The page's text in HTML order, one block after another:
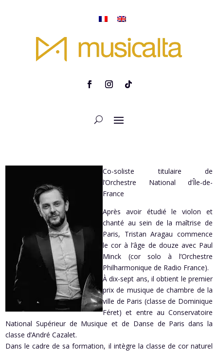
Co-soliste titulaire de
l’Orchestre National d’Île-de-
France
Après avoir étudié le violon et
chanté au sein de la maîtrise de
Paris, Tristan Aragau commence
le cor à l’âge de douze avec Paul
Minck (cor solo à l’Orchestre
Philharmonique de Radio France).
À dix-sept ans, il obtient le premier
prix de musique de chambre de la
ville de Paris (classe de Dominique
Féret) et entre au Conservatoire
National Supérieur de Musique et de Danse de Paris dans la
classe d’André Cazalet.
Dans le cadre de sa formation, il intègre la classe de cor naturel